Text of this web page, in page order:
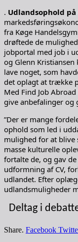
. Udlandsophold på
fra Køge
drøftede de
jobportal med job i
og Glenn
lave noget, som
det oplagt at trække
Med Find Job
give anbefalinger og
”Der er mange
ophold som led i
mulighed for at
masse kulturelle
fortalte de, og gav
udformning af CV,
udlandet. Efter
udlandsmuligheder
Deltag i
Share. Facebook